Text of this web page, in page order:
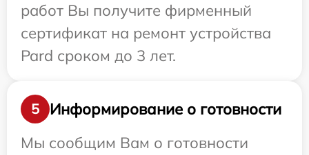
работ Вы получите фирменный
сертификат на ремонт устройства
Pard сроком до 3 лет.
5
Информирование о готовности
Мы сообщим Вам о готовности